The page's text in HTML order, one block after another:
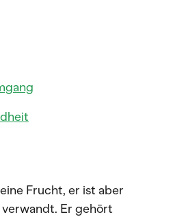
Frucht, er ist aber
Er gehört